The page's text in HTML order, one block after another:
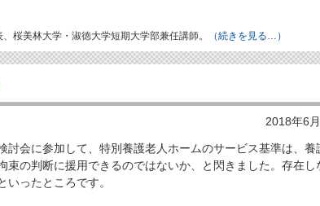
桜美林大学・淑徳大学短期大学部兼任講師。 （続きを見る…）
2018年6
会に参加して、特別養護老人ホームのサービス基準は、養
束の判断に援用できるのではないか、と閃きました。存在し
ったところです。